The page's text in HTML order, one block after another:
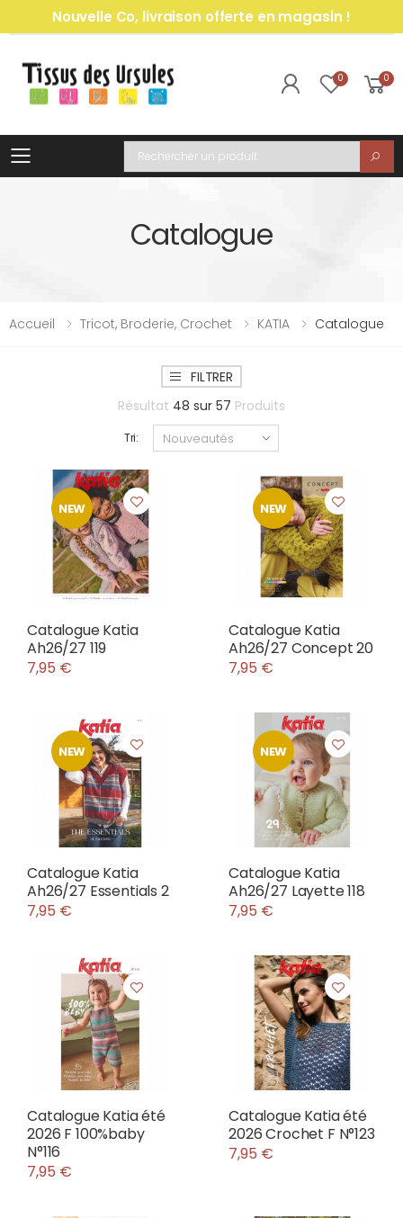
Nouvelle Co, livraison offerte en magasin !
0 0
Toggle mobile menu
Recherche
Catalogue
Accueil Tricot, Broderie, Crochet KATIA Catalogue
FILTRER
Résultat 48 sur 57 Produits
Tri:
NEW
Catalogue Katia
Ah26/27 119
7,95 €
NEW
Catalogue Katia
Ah26/27 Concept 20
7,95 €
NEW
Catalogue Katia
Ah26/27 Essentials 2
7,95 €
NEW
Catalogue Katia
Ah26/27 Layette 118
7,95 €
Catalogue Katia été
2026 F 100%baby
N°116
7,95 €
Catalogue Katia été
2026 Crochet F N°123
7,95 €